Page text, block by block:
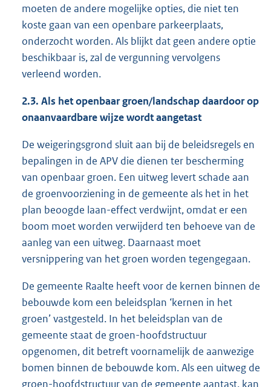
moeten de andere mogelijke opties, die niet ten
koste gaan van een openbare parkeerplaats,
onderzocht worden. Als blijkt dat geen andere optie
beschikbaar is, zal de vergunning vervolgens
verleend worden.
2.3. Als het openbaar groen/landschap daardoor op
onaanvaardbare wijze wordt aangetast
De weigeringsgrond sluit aan bij de beleidsregels en
bepalingen in de APV die dienen ter bescherming
van openbaar groen. Een uitweg levert schade aan
de groenvoorziening in de gemeente als het in het
plan beoogde laan-effect verdwijnt, omdat er een
boom moet worden verwijderd ten behoeve van de
aanleg van een uitweg. Daarnaast moet
versnippering van het groen worden tegengegaan.
De gemeente Raalte heeft voor de kernen binnen de
bebouwde kom een beleidsplan ‘kernen in het
groen’ vastgesteld. In het beleidsplan van de
gemeente staat de groen-hoofdstructuur
opgenomen, dit betreft voornamelijk de aanwezige
bomen binnen de bebouwde kom. Als een uitweg de
groen-hoofdstructuur van de gemeente aantast, kan